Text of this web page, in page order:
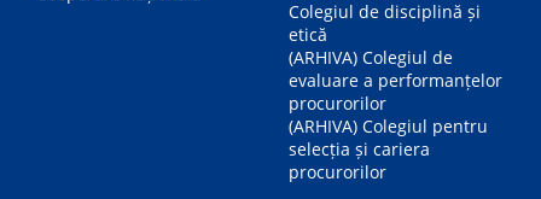
Colegiul de disciplină și
etică
(ARHIVA) Colegiul de
evaluare a performanțelor
procurorilor
(ARHIVA) Colegiul pentru
selecția și cariera
procurorilor